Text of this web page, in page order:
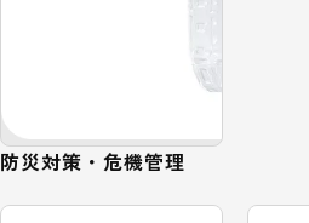
防災対策・危機管理